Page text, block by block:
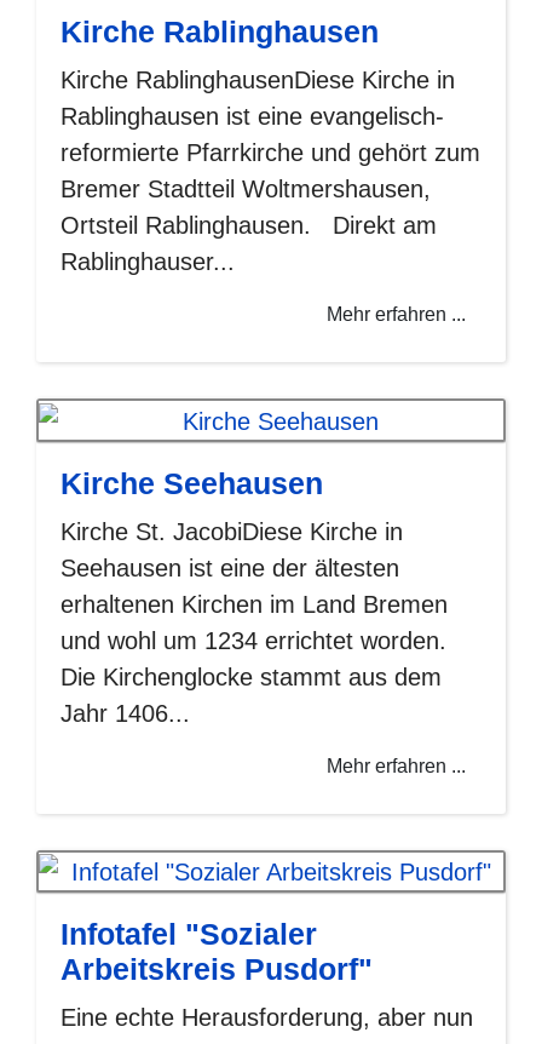
Kirche Rablinghausen
Kirche RablinghausenDiese Kirche in
Rablinghausen ist eine evangelisch-
reformierte Pfarrkirche und gehört zum
Bremer Stadtteil Woltmershausen,
Ortsteil Rablinghausen. Direkt am
Rablinghauser...
Mehr erfahren ...
Kirche Seehausen
Kirche St. JacobiDiese Kirche in
Seehausen ist eine der ältesten
erhaltenen Kirchen im Land Bremen
und wohl um 1234 errichtet worden.
Die Kirchenglocke stammt aus dem
Jahr 1406...
Mehr erfahren ...
Infotafel "Sozialer
Arbeitskreis Pusdorf"
Eine echte Herausforderung, aber nun